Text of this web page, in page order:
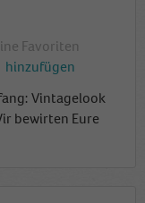
Favoriten
hinzufügen
Vintagelook
bewirten Eure